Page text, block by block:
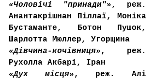
«Чоловічі "принади"», реж.
Анантакрішнан Піллаї, Моніка
Бустаманте, Ботон Пушок,
Шарлотта Мюллер, Угорщина
«Дівчина-кочівниця», реж.
Рухолла Акбарі, Іран
«Дух місця», реж. Алі